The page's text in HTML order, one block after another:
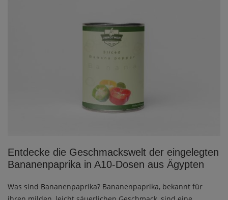
Entdecke die Geschmackswelt der eingelegten
Bananenpaprika in A10-Dosen aus Ägypten
Was sind Bananenpaprika? Bananenpaprika, bekannt für